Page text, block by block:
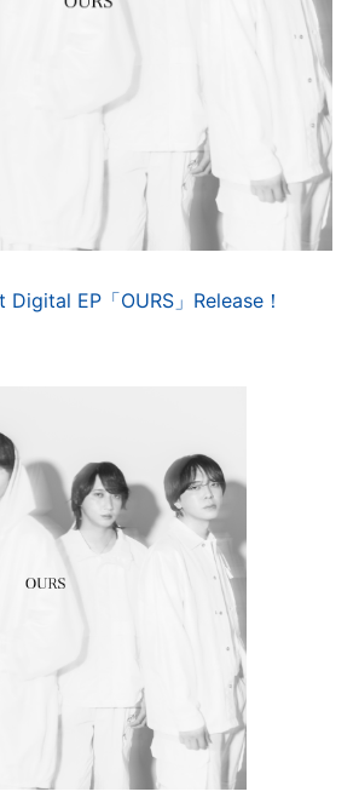
EP「OURS」Release！